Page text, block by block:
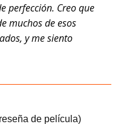
perfección. Creo que
muchos de esos
y me siento